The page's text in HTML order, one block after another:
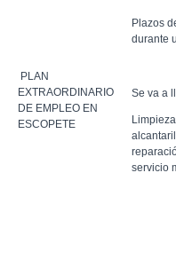
PLAN
EXTRAORDINARIO
DE EMPLEO EN
ESCOPETE
Plazos
durante
Se va a
servicio